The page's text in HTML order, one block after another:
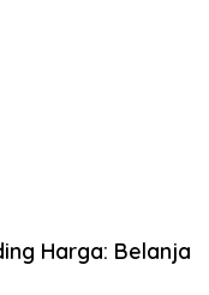
Harga: Belanja